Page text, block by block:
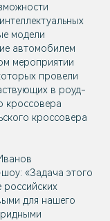
модели
автомобилем
мероприятии
провели
в роуд-
кроссовера
кроссовера
«Задача этого
для нашего